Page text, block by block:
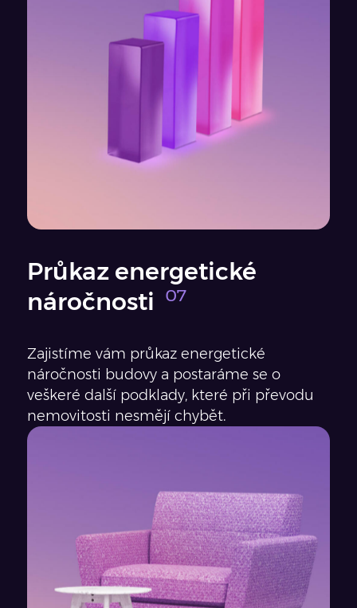
Průkaz energetické
náročnosti
Zajistíme vám průkaz energetické
náročnosti budovy a postaráme se o
veškeré další podklady, které při převodu
nemovitosti nesmějí chybět.